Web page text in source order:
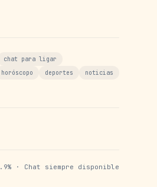
chat para ligar
horóscopo deportes
noticias
· Chat siempre disponible